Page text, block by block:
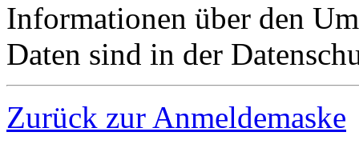
Informationen über den
Daten sind in der
Zurück zur Anmeldemaske